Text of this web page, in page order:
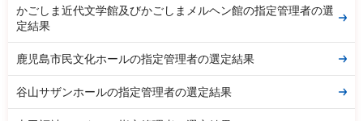
かごしま近代文学館及びかごしまメルヘン館の指定管理者の選
定結果
鹿児島市民文化ホールの指定管理者の選定結果
谷山サザンホールの指定管理者の選定結果